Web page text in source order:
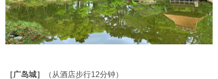
［广岛城］ （从酒店步行12分钟）